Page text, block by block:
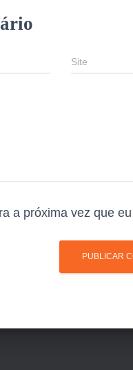
Site
a próxima vez que